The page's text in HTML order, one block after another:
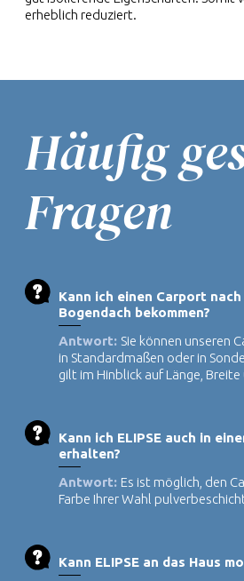
erheblich reduziert.
Häufig
Fragen
Kann ich einen Carport
Bogendach bekommen?
Antwort: Sie können unseren
in Standardmaßen oder in
gilt im Hinblick auf Länge, Breite
Kann ich ELIPSE auch in
erhalten?
Antwort: Es ist möglich, den
Farbe Ihrer Wahl
Kann ELIPSE an das Haus